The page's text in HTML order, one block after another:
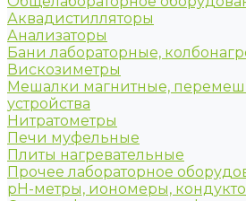
Аквадистилляторы
Анализаторы
Бани лабораторные,
Вискозиметры
Мешалки магнитные,
устройства
Нитратометры
Печи муфельные
Плиты нагревательные
Прочее лабораторное
рН-метры, иономеры,